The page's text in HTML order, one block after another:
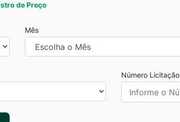
de Preço
Mês
Número Licitação